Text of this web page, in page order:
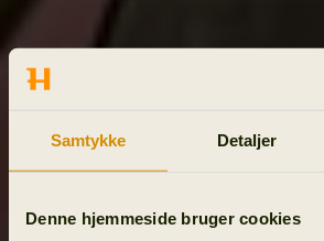
Samtykke Detaljer
Denne hjemmeside bruger cookies